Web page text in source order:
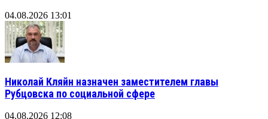
04.08.2026 13:01
Николай Кляйн назначен заместителем главы
Рубцовска по социальной сфере
04.08.2026 12:08